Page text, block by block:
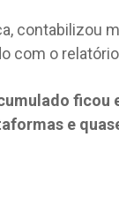
contabilizou
com o
ficou
e